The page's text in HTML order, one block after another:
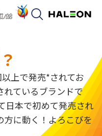
上で発売*されてお
れているブランドで
日本で初めて発売され
方に動く！よろこびを